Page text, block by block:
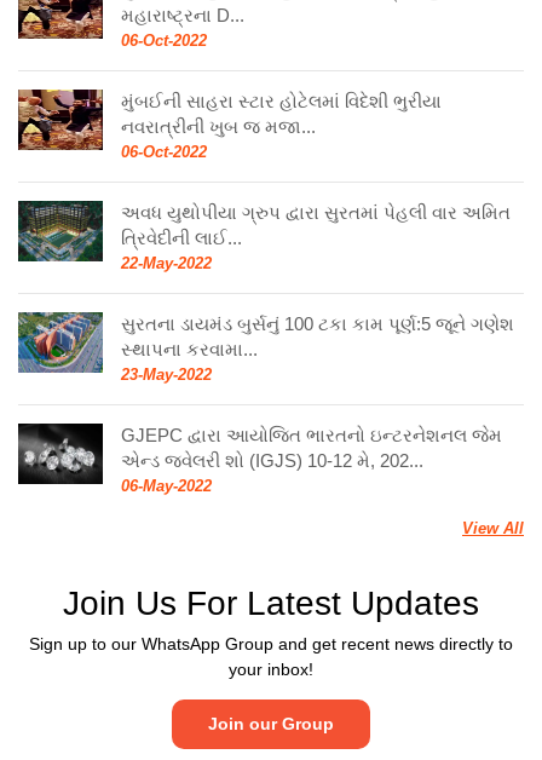
મહારાષ્ટ્રના D...
06-Oct-2022
મુંબઈની સાહરા સ્ટાર હોટેલમાં વિદેશી ભુરીયા
નવરાત્રીની ખુબ જ મજા...
06-Oct-2022
અવધ યુથોપીયા ગ્રુપ દ્વારા સુરતમાં પેહલી વાર અમિત
ત્રિવેદીની લાઈ...
22-May-2022
સુરતના ડાયમંડ બુર્સનું 100 ટકા કામ પૂર્ણ:5 જૂને ગણેશ
સ્થાપના કરવામા...
23-May-2022
GJEPC દ્વારા આયોજિત ભારતનો ઇન્ટરનેશનલ જેમ
એન્ડ જ્વેલરી શો (IGJS) 10-12 મે, 202...
06-May-2022
View All
Join Us For Latest Updates
Sign up to our WhatsApp Group and get recent news directly to
your inbox!
Join our Group